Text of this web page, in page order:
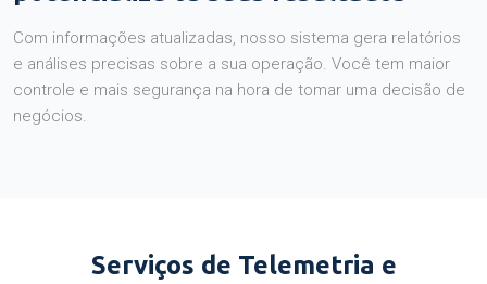
Com informações atualizadas, nosso sistema gera relatórios
e análises precisas sobre a sua operação. Você tem maior
controle e mais segurança na hora de tomar uma decisão de
negócios.
Serviços de Telemetria e